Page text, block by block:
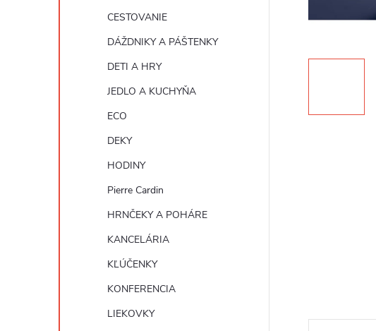
CESTOVANIE
DÁŽDNIKY A PÁŠTENKY
DETI A HRY
JEDLO A KUCHYŇA
ECO
DEKY
HODINY
Pierre Cardin
HRNČEKY A POHÁRE
KANCELÁRIA
KĽÚČENKY
KONFERENCIA
LIEKOVKY